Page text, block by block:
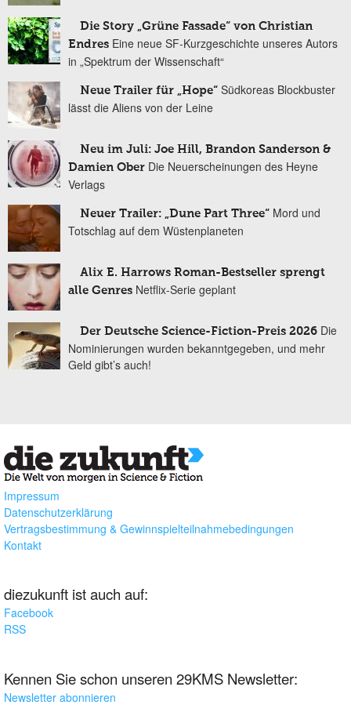
Die Story „Grüne Fassade“ von Christian
Endres Eine neue SF-Kurzgeschichte unseres Autors
in „Spektrum der Wissenschaft“
Neue Trailer für „Hope“ Südkoreas Blockbuster
lässt die Aliens von der Leine
Neu im Juli: Joe Hill, Brandon Sanderson &
Damien Ober Die Neuerscheinungen des Heyne
Verlags
Neuer Trailer: „Dune Part Three“ Mord und
Totschlag auf dem Wüstenplaneten
Alix E. Harrows Roman-Bestseller sprengt
alle Genres Netflix-Serie geplant
Der Deutsche Science-Fiction-Preis 2026 Die
Nominierungen wurden bekanntgegeben, und mehr
Geld gibt’s auch!
Impressum
Datenschutzerklärung
Vertragsbestimmung & Gewinnspielteilnahmebedingungen
Kontakt
diezukunft ist auch auf:
Facebook
RSS
Kennen Sie schon unseren 29KMS Newsletter:
Newsletter abonnieren